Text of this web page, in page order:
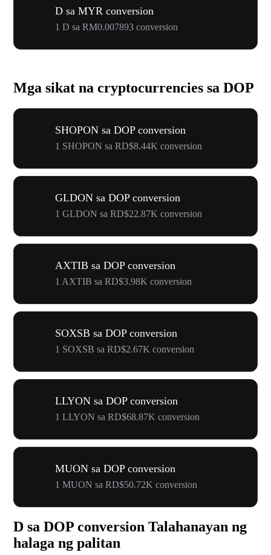
D sa MYR conversion
1 D sa RM0.007893 conversion
Mga sikat na cryptocurrencies sa DOP
SHOPON sa DOP conversion
1 SHOPON sa RD$8.44K conversion
GLDON sa DOP conversion
1 GLDON sa RD$22.87K conversion
AXTIB sa DOP conversion
1 AXTIB sa RD$3.98K conversion
SOXSB sa DOP conversion
1 SOXSB sa RD$2.67K conversion
LLYON sa DOP conversion
1 LLYON sa RD$68.87K conversion
MUON sa DOP conversion
1 MUON sa RD$50.72K conversion
D sa DOP conversion Talahanayan ng
halaga ng palitan